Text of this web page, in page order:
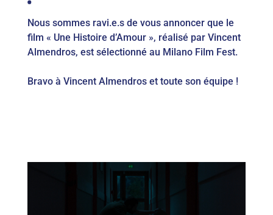
Nous sommes ravi.e.s de vous annoncer que le
film « Une Histoire d’Amour », réalisé par Vincent
Almendros, est sélectionné au Milano Film Fest.
Bravo à Vincent Almendros et toute son équipe !